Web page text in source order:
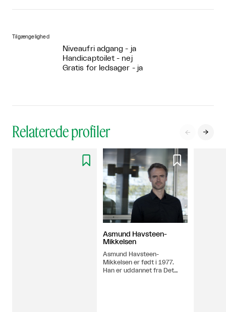
Tilgængelighed
Niveaufri adgang - ja
Handicaptoilet - nej
Gratis for ledsager - ja
Relaterede profiler  
 
Asmund Havsteen-
Mikkelsen
Asmund Havsteen-
Mikkelsen er født i 1977.
Han er uddannet fra Det